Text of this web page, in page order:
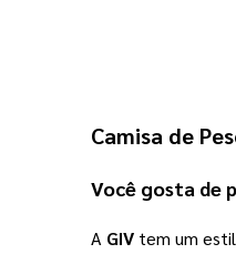
Camisa de
Você gosta de
A GIV tem um